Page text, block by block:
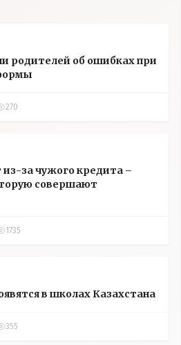
родителей об ошибках при
270
за чужого кредита –
совершают
1735
в школах Казахстана
355